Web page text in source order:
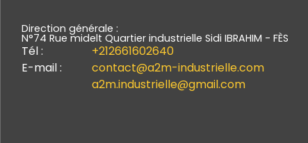
Direction générale :
N°74 Rue midelt Quartier industrielle Sidi IBRAHIM - FÈS
Tél :
E-mail :
+212661602640
contact@a2m-industrielle.com
a2m.industrielle@gmail.com